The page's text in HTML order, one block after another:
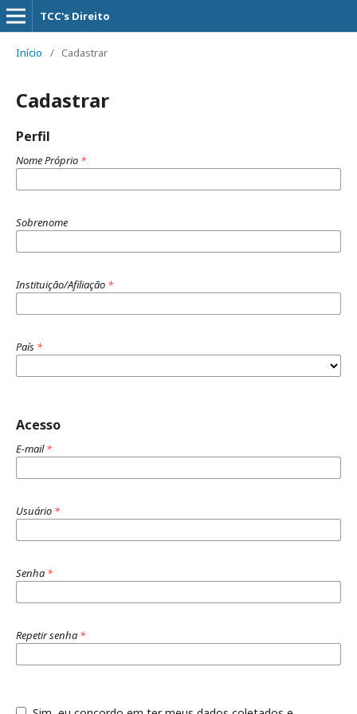
TCC's Direito
Início / Cadastrar
Cadastrar
Perfil
Nome Próprio *
Sobrenome
Instituição/Afiliação *
País *
Acesso
E-mail*
Usuário *
Senha *
Repetir senha *